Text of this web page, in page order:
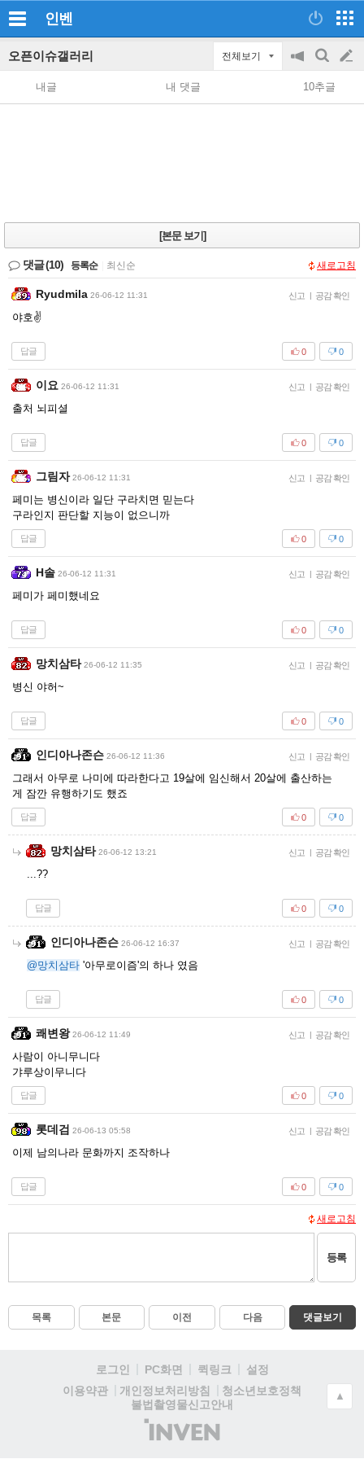
인벤
오픈이슈갤러리 전체보기
공
지
on/off
검
색
글
쓰
내글 내 댓글 10추글
[본문 보기]
댓글(10) 등록순 최신순 새로고침
Ryudmila 26-06-12 11:31 신고 | 공감 확인
야호✌️
답글 0
0
이요 26-06-12 11:31 신고 | 공감 확인
출처 뇌피셜
답글 0
0
그림자 26-06-12 11:31 신고 | 공감 확인
페미는 병신이라 일단 구라치면 믿는다
구라인지 판단할 지능이 없으니까
답글 0
0
H솔 26-06-12 11:31 신고 | 공감 확인
페미가 페미했네요
답글 0
0
망치삼타 26-06-12 11:35 신고 | 공감 확인
병신 야허~
답글 0
0
인디아나존슨 26-06-12 11:36 신고 | 공감 확인
그래서 아무로 나미에 따라한다고 19살에 임신해서 20살에 출산하는
게 잠깐 유행하기도 했죠
답글 0
0
망치삼타 26-06-12 13:21 신고 | 공감 확인
...??
답글 0
0
인디아나존슨 26-06-12 16:37 신고 | 공감 확인
@망치삼타 '아무로이즘'의 하나 였음
답글 0
0
쾌변왕 26-06-12 11:49 신고 | 공감 확인
사람이 아니무니다
갸루상이무니다
답글 0
0
롯데검 26-06-13 05:58 신고 | 공감 확인
이제 남의나라 문화까지 조작하나
답글 0
0
새로고침
등록
목록 본문 이전 다음 댓글보기
로그인 PC화면 퀵링크
설정
이용약관
개인정보처리방침
청소년보호정책
불법촬영물신고안내
(주)
인
▲